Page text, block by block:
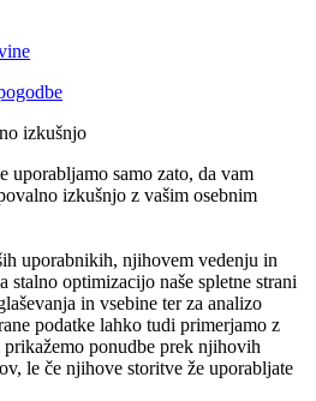
izkušnjo
uporabljamo samo zato, da vam
izkušnjo z vašim osebnim
uporabnikih, njihovem vedenju in
stalno optimizacijo naše spletne strani
in vsebine ter za analizo
podatke lahko tudi primerjamo z
ponudbe prek njihovih
le če njihove storitve že uporabljate